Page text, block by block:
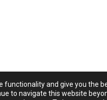
functionality and give you the
to navigate this website